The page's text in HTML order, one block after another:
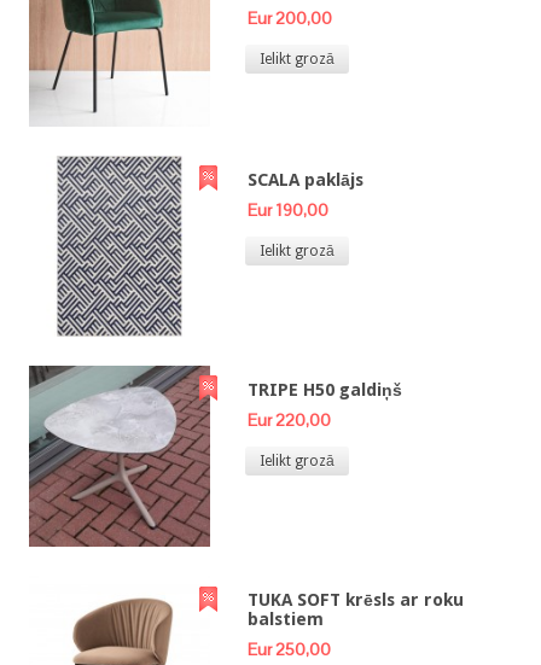
Eur 200,00
Ielikt grozā
SCALA paklājs
Eur 190,00
Ielikt grozā
TRIPE H50 galdiņš
Eur 220,00
Ielikt grozā
TUKA SOFT krēsls ar roku
balstiem
Eur 250,00